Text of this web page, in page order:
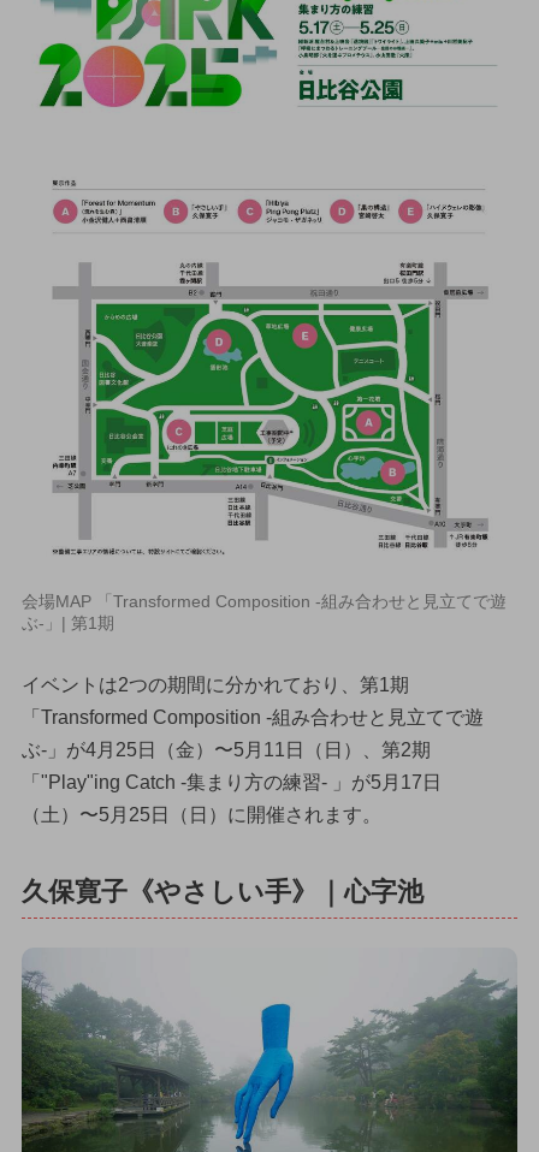
会場MAP 「Transformed Composition -組み合わせと見立てで遊
ぶ-」| 第1期
イベントは2つの期間に分かれており、第1期
「Transformed Composition -組み合わせと見立てで遊
ぶ-」が4月25日（金）〜5月11日（日）、第2期
「"Play"ing Catch -集まり方の練習- 」が5月17日
（土）〜5月25日（日）に開催されます。
久保寛子《やさしい手》｜心字池